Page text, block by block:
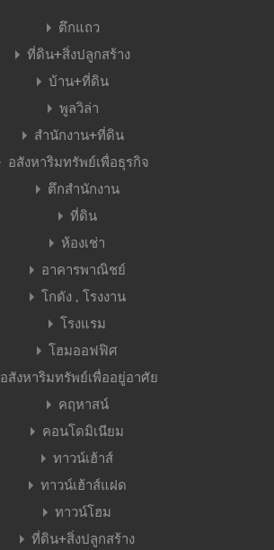
ตึกแถว
ที่ดิน+สิ่งปลูกสร้าง
บ้าน+ที่ดิน
พูลวิล่า
สำนักงาน+ที่ดิน
อสังหาริมทรัพย์เพื่อธุรกิจ
ตึกสำนักงาน
ที่ดิน
ห้องเช่า
อาคารพาณิชย์
โกดัง , โรงงาน
โรงแรม
โฮมออฟฟิศ
อสังหาริมทรัพย์เพื่ออยู่อาศัย
คฤหาสน์
คอนโดมิเนียม
ทาวน์เฮ้าส์
ทาวน์เฮ้าส์แฝด
ทาวน์โฮม
ที่ดิน+สิ่งปลูกสร้าง